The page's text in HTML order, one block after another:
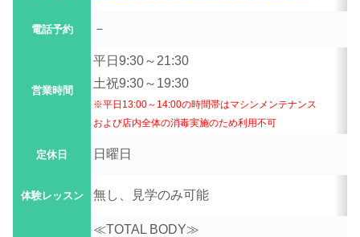
電話予約 －
営業時間
平日9:30～21:30
土祝9:30～19:30
※平日13:00～14:00の時間帯はマシンメンテナンス
および店内全体の消毒実施のため利用不可
定休日 日曜日
体験レッスン 無し、見学のみ可能
≪TOTAL BODY≫